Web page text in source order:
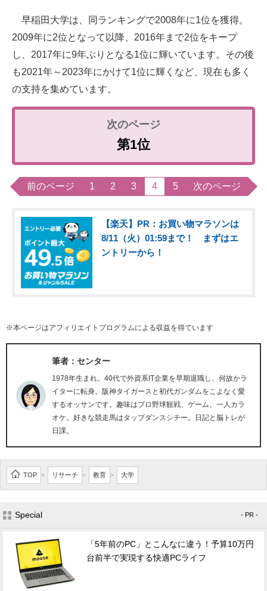
早稲田大学は、同ランキングで2008年に1位を獲得。
2009年に2位となって以降、2016年まで2位をキープ
し、2017年に9年ぶりとなる1位に輝いています。その後
も2021年～2023年にかけて1位に輝くなど、現在も多く
の支持を集めています。
第1位
前のページ 1 2 3 4 5 次のページ
【楽天】PR：お買い物マラソンは
8/11（火）01:59まで！ まずはエ
ントリーから！
※本ページはアフィリエイトプログラムによる収益を得ています
筆者：センター
1978年生まれ。40代で外資系IT企業を早期退職し、何故かラ
イターに転身。阪神タイガースと初代ガンダムをこよなく愛
するオッサンです。趣味はプロ野球観戦、ゲーム、一人カラ
オケ。好きな競走馬はタップダンスシチー。日記と脳トレが
日課。
TOP > リサーチ > 教育 > 大学
Special - PR -
「5年前のPC」とこんなに違う！予算10万円
台前半で実現する快適PCライフ